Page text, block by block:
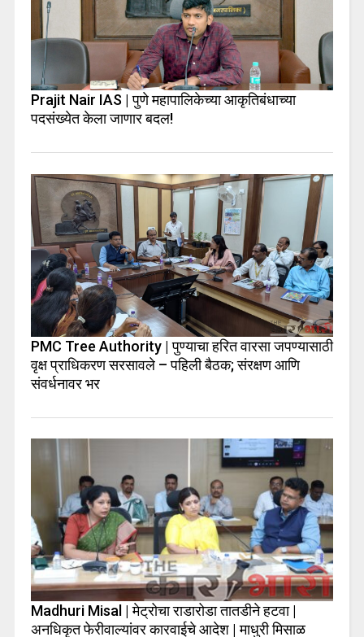
Prajit Nair IAS | पुणे महापालिकेच्या आकृतिबंधाच्या
पदसंख्येत केला जाणार बदल!
PMC Tree Authority | पुण्याचा हरित वारसा जपण्यासाठी
वृक्ष प्राधिकरण सरसावले – पहिली बैठक; संरक्षण आणि
संवर्धनावर भर
Madhuri Misal | मेट्रोचा राडारोडा तातडीने हटवा |
अनधिकृत फेरीवाल्यांवर कारवाईचे आदेश | माधुरी मिसाळ